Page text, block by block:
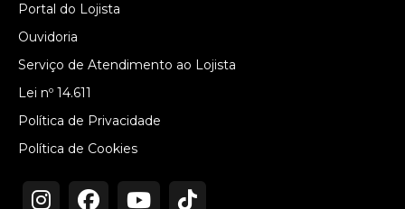
Portal do Lojista
Ouvidoria
Serviço de Atendimento ao Lojista
Lei nº 14.611
Política de Privacidade
Política de Cookies